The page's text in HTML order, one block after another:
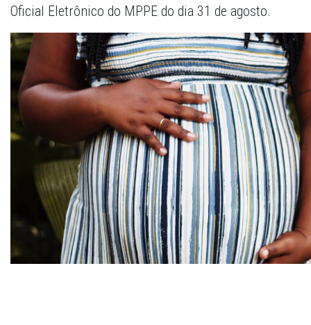
Oficial Eletrônico do MPPE do dia 31 de agosto.